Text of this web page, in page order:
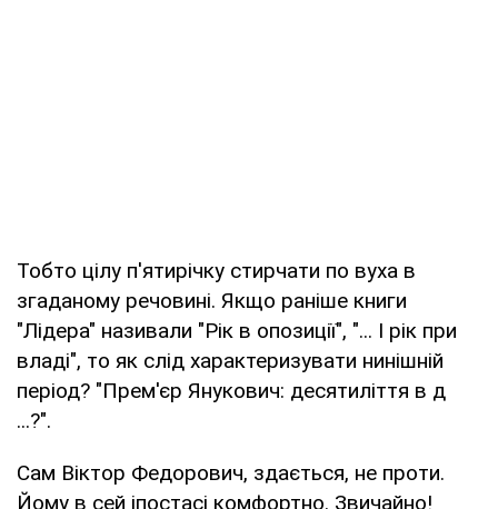
Тобто цілу п'ятирічку стирчати по вуха в
згаданому речовині. Якщо раніше книги
"Лідера" називали "Рік в опозиції", "... І рік при
владі", то як слід характеризувати нинішній
період? "Прем'єр Янукович: десятиліття в д
...?".
Сам Віктор Федорович, здається, не проти.
Йому в сей іпостасі комфортно. Звичайно!